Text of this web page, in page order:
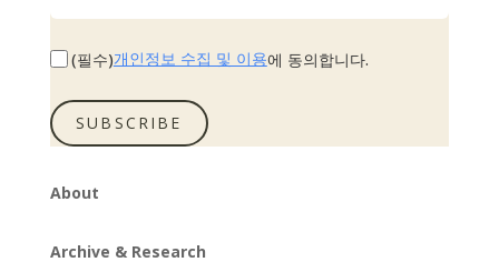
(필수)개인정보 수집 및 이용에 동의합니다.
SUBSCRIBE
About
Archive & Research